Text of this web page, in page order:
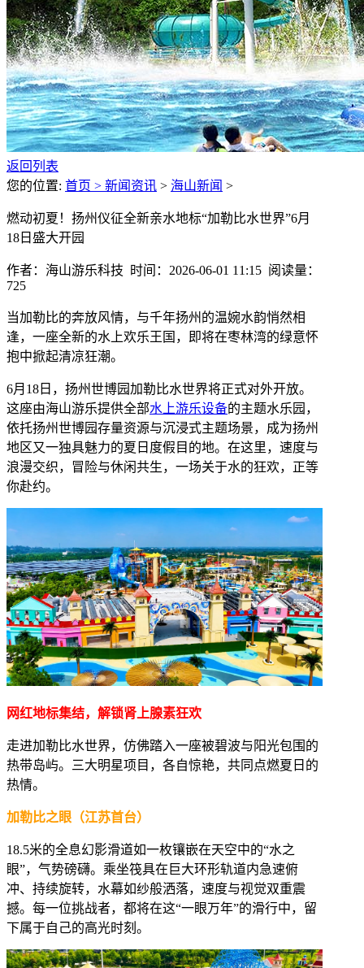
返回列表
您的位置: 首页 > 新闻资讯 > 海山新闻 >
燃动初夏！扬州仪征全新亲水地标“加勒比水世界”6月
18日盛大开园
作者：海山游乐科技 时间：2026-06-01 11:15 阅读量：
725
当加勒比的奔放风情，与千年扬州的温婉水韵悄然相
逢，一座全新的水上欢乐王国，即将在枣林湾的绿意怀
抱中掀起清凉狂潮。
6月18日，扬州世博园加勒比水世界将正式对外开放。
这座由海山游乐提供全部水上游乐设备的主题水乐园，
依托扬州世博园存量资源与沉浸式主题场景，成为扬州
地区又一独具魅力的夏日度假目的地。在这里，速度与
浪漫交织，冒险与休闲共生，一场关于水的狂欢，正等
你赴约。
网红地标集结，解锁肾上腺素狂欢
走进加勒比水世界，仿佛踏入一座被碧波与阳光包围的
热带岛屿。三大明星项目，各自惊艳，共同点燃夏日的
热情。
加勒比之眼（江苏首台）
18.5米的全息幻影滑道如一枚镶嵌在天空中的“水之
眼”，气势磅礴。乘坐筏具在巨大环形轨道内急速俯
冲、持续旋转，水幕如纱般洒落，速度与视觉双重震
撼。每一位挑战者，都将在这“一眼万年”的滑行中，留
下属于自己的高光时刻。